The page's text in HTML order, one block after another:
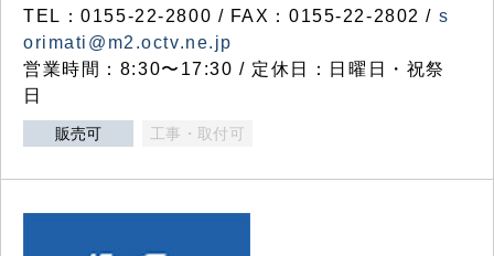
TEL：0155-22-2800 / FAX：0155-22-2802 / s
orimati@m2.octv.ne.jp
営業時間：8:30〜17:30 / 定休日：日曜日・祝祭
日
販売可 工事・取付可